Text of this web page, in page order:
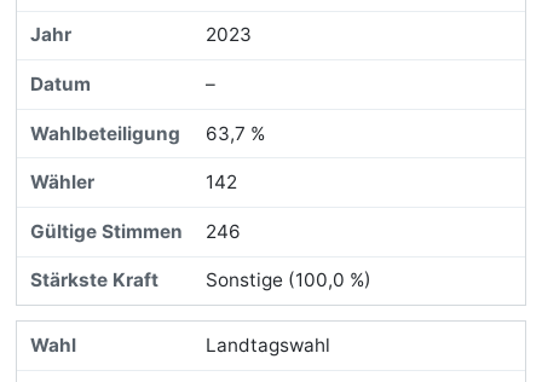
2023
–
63,7 %
142
246
Sonstige (100,0 %)
Landtagswahl